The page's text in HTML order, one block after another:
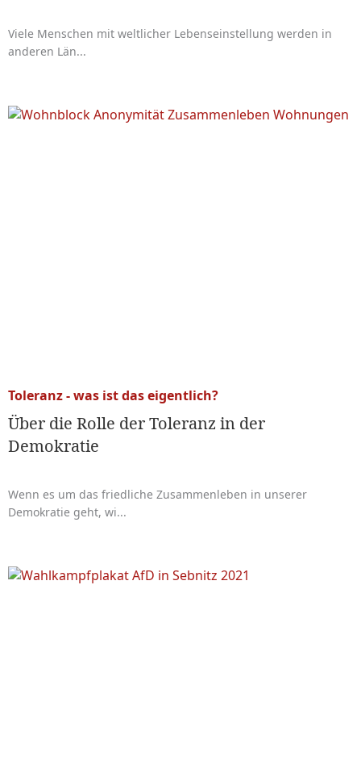
Viele Menschen mit weltlicher Lebenseinstellung werden in
anderen Län...
Toleranz - was ist das eigentlich?
Über die Rolle der Toleranz in der
Demokratie
Wenn es um das friedliche Zusammenleben in unserer
Demokratie geht, wi...